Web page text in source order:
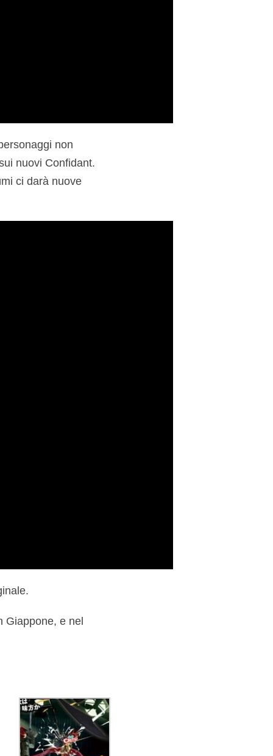
non
nuovi Confidant.
ci darà nuove
Giappone, e nel